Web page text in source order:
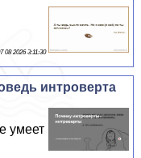
08 2026 3:11:30
интроверта
умеет